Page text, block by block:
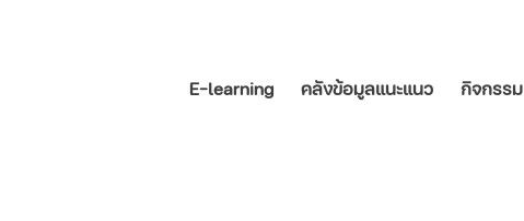
E-learning คลังข้อมูลแนะแนว กิจกรรม